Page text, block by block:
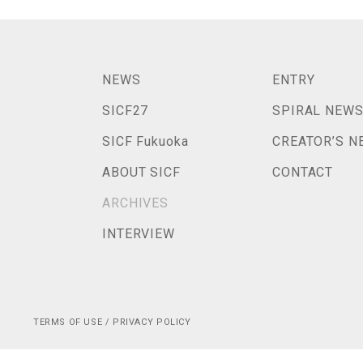
NEWS
SICF27
SICF Fukuoka
ABOUT SICF
ARCHIVES
INTERVIEW
ENTRY
SPIRAL NEWS
CREATOR’S
CONTACT
TERMS OF USE / PRIVACY POLICY